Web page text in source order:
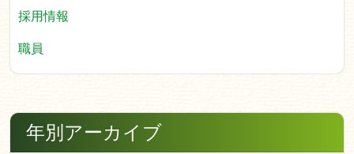
採用情報
職員
年別アーカイブ